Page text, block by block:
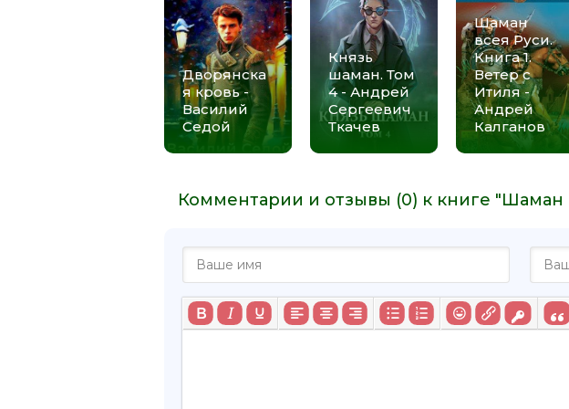
Дворянска
я кровь -
Василий
Седой
Князь
шаман. Том
4 - Андрей
Сергеевич
Ткачев
Шаман
всея Руси.
Книга 1.
Ветер с
Итиля -
Андрей
Калганов
Комментарии и отзывы (0) к книге